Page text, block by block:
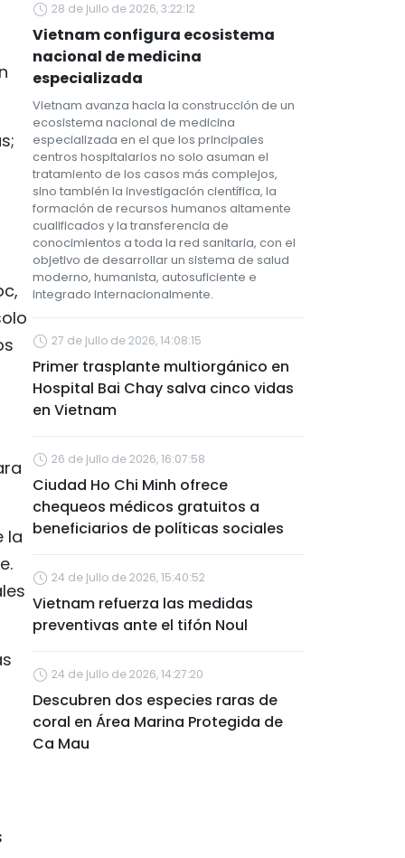
la
28 de julio de 2026, 3:22:12
Vietnam configura ecosistema
nacional de medicina
especializada
Vietnam avanza hacia la construcción de un
ecosistema nacional de medicina
especializada en el que los principales
centros hospitalarios no solo asuman el
tratamiento de los casos más complejos,
sino también la investigación científica, la
formación de recursos humanos altamente
cualificados y la transferencia de
conocimientos a toda la red sanitaria, con el
objetivo de desarrollar un sistema de salud
moderno, humanista, autosuficiente e
integrado internacionalmente.
27 de julio de 2026, 14:08:15
Primer trasplante multiorgánico en
Hospital Bai Chay salva cinco vidas
en Vietnam
26 de julio de 2026, 16:07:58
Ciudad Ho Chi Minh ofrece
chequeos médicos gratuitos a
beneficiarios de políticas sociales
24 de julio de 2026, 15:40:52
Vietnam refuerza las medidas
preventivas ante el tifón Noul
24 de julio de 2026, 14:27:20
Descubren dos especies raras de
coral en Área Marina Protegida de
Ca Mau